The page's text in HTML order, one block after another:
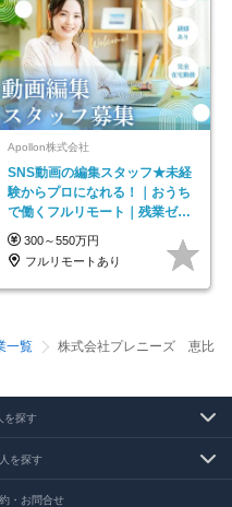
Apollon株式会社
SNS動画の編集スタッフ★未経
験からプロになれる！｜おうち
で働くフルリモート｜残業ゼロ
で18時退勤◎
300～550万円
フルリモートあり
一覧
株式会社プレニーズ 恵比
を探す
を探す
・お問合せ